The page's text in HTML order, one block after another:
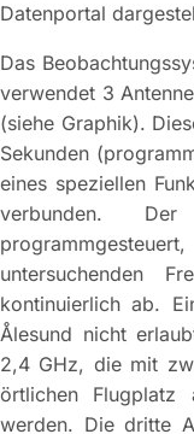
Datenportal
Das
verwendet 3
(siehe Graphik).
Sekunden
eines speziellen
verbunden.
untersuchenden
kontinuierlich ab.
Ålesund nicht
2,4 GHz, die mit
örtlichen Flugplatz
werden. Die dritte